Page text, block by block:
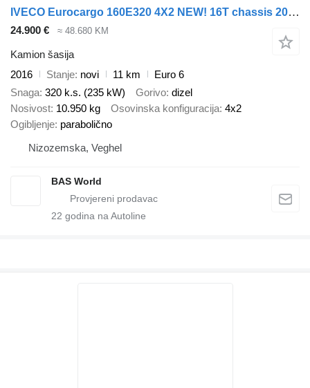
IVECO Eurocargo 160E320 4X2 NEW! 16T chassis 2016 production Euro 6
24.900 € ≈ 48.680 KM
Kamion šasija
2016
Stanje novi 11 km
Euro 6
Snaga 320 k.s. (235 kW) Gorivo dizel
Nosivost 10.950 kg Osovinska konfiguracija 4x2
Ogibljenje parabolično
Nizozemska, Veghel
BAS World
22 godina na Autoline